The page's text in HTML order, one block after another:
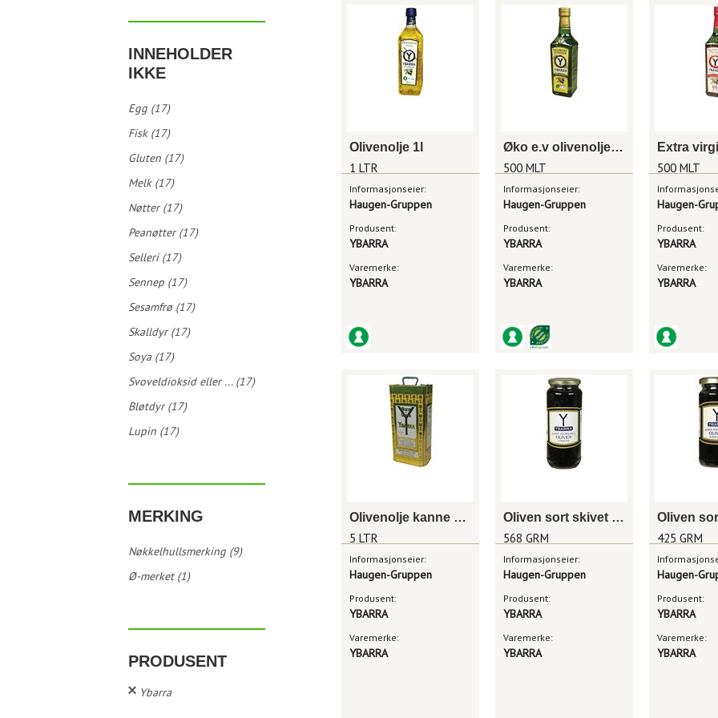
INNEHOLDER
IKKE
Egg (17)
Fisk (17)
Gluten (17)
Melk (17)
Nøtter (17)
Peanøtter (17)
Selleri (17)
Sennep (17)
Sesamfrø (17)
Skalldyr (17)
Soya (17)
Svoveldioksid eller ... (17)
Bløtdyr (17)
Lupin (17)
MERKING
Nøkkelhullsmerking (9)
Ø-merket (1)
PRODUSENT
Ybarra
Olivenolje 1l
1 LTR
Informasjonseier:
Haugen-Gruppen
Produsent:
YBARRA
Varemerke:
YBARRA
Øko e.v olivenolje 500ml
500 MLT
Informasjonseier:
Haugen-Gruppen
Produsent:
YBARRA
Varemerke:
YBARRA
500 MLT
Haugen-
Produsent:
YBARRA
Varemerke:
YBARRA
Olivenolje kanne 5liter
5 LTR
Informasjonseier:
Haugen-Gruppen
Produsent:
YBARRA
Varemerke:
YBARRA
Oliven sort skivet 568g
568 GRM
Informasjonseier:
Haugen-Gruppen
Produsent:
YBARRA
Varemerke:
YBARRA
425 GRM
Haugen-
Produsent:
YBARRA
Varemerke:
YBARRA